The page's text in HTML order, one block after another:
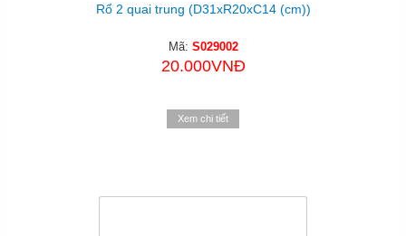
Rổ 2 quai trung (D31xR20xC14 (cm))
Mã: S029002
20.000VNĐ
Xem chi tiết